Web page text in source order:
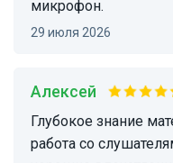
микрофон.
29 июля 2026
Алексей
Глубокое знание материала, профессиональная
работа со